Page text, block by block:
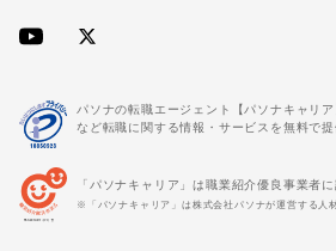
パソナの転職エージェント【パソナキャリ
など転職に関する情報・サービスを無料で提
「パソナキャリア」は職業紹介優良事業者
※「パソナキャリア」は株式会社パソナが運営する人